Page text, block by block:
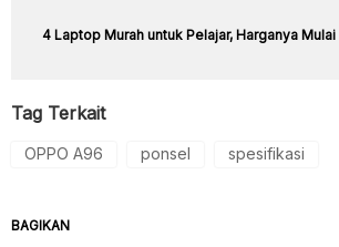
4 Laptop Murah untuk Pelajar, Harganya Mulai
Tag Terkait
OPPO A96 ponsel spesifikasi
BAGIKAN